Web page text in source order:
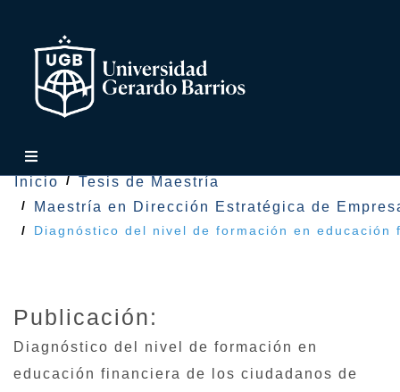
Inicio
Tesis de Maestría
Maestría en Dirección Estratégica de
Diagnóstico del nivel de formación en
Publicación:
Diagnóstico del nivel de formación en
educación financiera de los ciudadanos de